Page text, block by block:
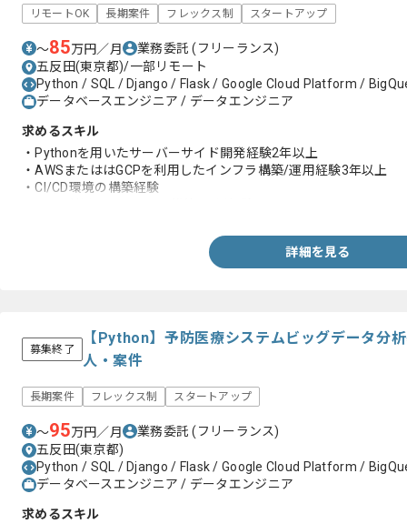
リモートOK 長期案件 フレックス制 スタートアップ
〜85万円／月 業務委託(フリーランス)
五反田(東京都)/一部リモート
Python / SQL / Django / Flask / Google Cloud Platform /
データベースエンジニア / データエンジニア
求めるスキル
・Pythonを用いたサーバーサイド開発経験2年以上
・AWSまたははGCPを利用したインフラ構築/運用経験3年以上
・CI/CD環境の構築経験
詳細を見る
募集終了
【Python】予防医療システムビッグデータ分
人・案件
長期案件 フレックス制 スタートアップ
〜95万円／月 業務委託(フリーランス)
五反田(東京都)
Python / SQL / Django / Flask / Google Cloud Platform /
データベースエンジニア / データエンジニア
求めるスキル